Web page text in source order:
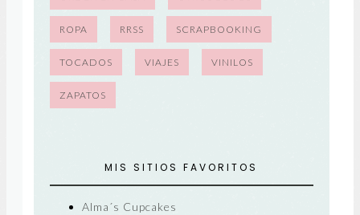
ROPA RRSS SCRAPBOOKING
TOCADOS VIAJES VINILOS
ZAPATOS
MIS SITIOS FAVORITOS
Alma´s Cupcakes